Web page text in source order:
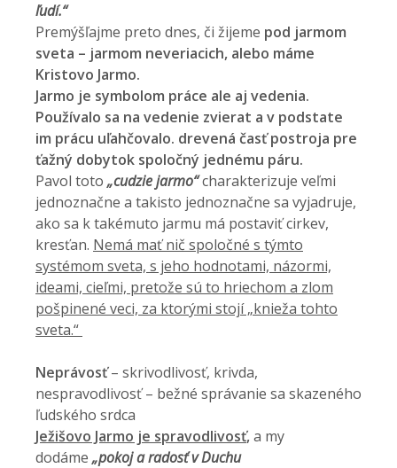
ľudí.“
Premýšľajme preto dnes, či žijeme pod jarmom
sveta – jarmom neveriacich, alebo máme
Kristovo Jarmo.
Jarmo je symbolom práce ale aj vedenia.
Používalo sa na vedenie zvierat a v podstate
im prácu uľahčovalo. drevená časť postroja pre
ťažný dobytok spoločný jednému páru.
Pavol toto „cudzie jarmo“charakterizuje veľmi
jednoznačne a takisto jednoznačne sa vyjadruje,
ako sa k takémuto jarmu má postaviť cirkev,
kresťan. Nemá mať nič spoločné s týmto
systémom sveta, s jeho hodnotami, názormi,
ideami, cieľmi, pretože sú to hriechom a zlom
pošpinené veci, za ktorými stojí „knieža tohto
sveta.“
Neprávosť– skrivodlivosť, krivda,
nespravodlivosť – bežné správanie sa skazeného
ľudského srdca
Ježišovo Jarmo je spravodlivosť,a my
dodáme „pokoj a radosť v Duchu